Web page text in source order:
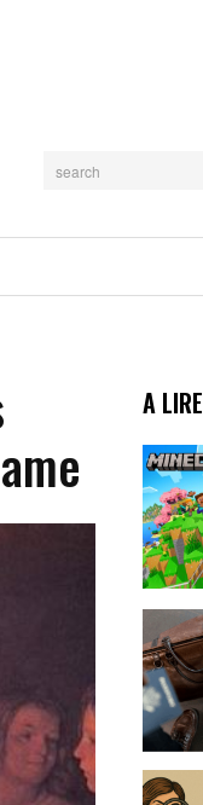
search
A LIRE